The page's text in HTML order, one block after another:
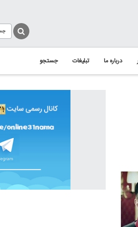
درباره ما تبلیغات جستجو